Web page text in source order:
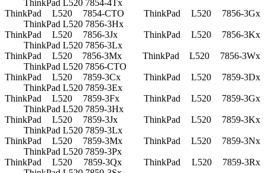
ThinkPad L520 7854-4Tx
ThinkPad L520 7854-CTO
ThinkPad L520 7856-3Gx
ThinkPad L520 7856-3Hx
ThinkPad L520 7856-3Jx
ThinkPad L520 7856-3Kx
ThinkPad L520 7856-3Lx
ThinkPad L520 7856-3Mx
ThinkPad L520 7856-3Wx
ThinkPad L520 7856-CTO
ThinkPad L520 7859-3Cx
ThinkPad L520 7859-3Dx
ThinkPad L520 7859-3Ex
ThinkPad L520 7859-3Fx
ThinkPad L520 7859-3Gx
ThinkPad L520 7859-3Hx
ThinkPad L520 7859-3Jx
ThinkPad L520 7859-3Kx
ThinkPad L520 7859-3Lx
ThinkPad L520 7859-3Mx
ThinkPad L520 7859-3Nx
ThinkPad L520 7859-3Px
ThinkPad L520 7859-3Qx
ThinkPad L520 7859-3Rx